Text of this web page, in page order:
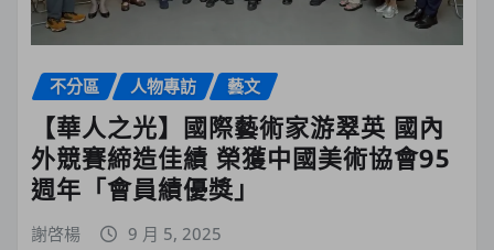
不分區 人物專訪 藝文
【華人之光】國際藝術家游翠英 國內
外競賽締造佳績 榮獲中國美術協會95
週年「會員績優獎」
謝啓楊 9 月 5, 2025